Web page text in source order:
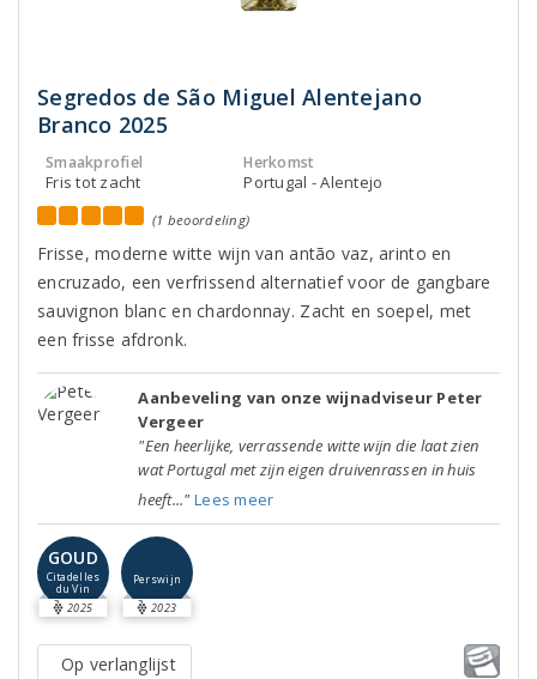
Segredos de São Miguel Alentejano
Branco 2025
Smaakprofiel
Fris tot zacht
Herkomst
Portugal - Alentejo
(1 beoordeling)
Frisse, moderne witte wijn van antão vaz, arinto en
encruzado, een verfrissend alternatief voor de gangbare
sauvignon blanc en chardonnay. Zacht en soepel, met
een frisse afdronk.
Aanbeveling van onze wijnadviseur Peter
Vergeer
"Een heerlijke, verrassende witte wijn die laat zien
wat Portugal met zijn eigen druivenrassen in huis
heeft..." Lees meer
GOUD
Citadelles
du Vin
2025
Perswijn
2023
Op verlanglijst